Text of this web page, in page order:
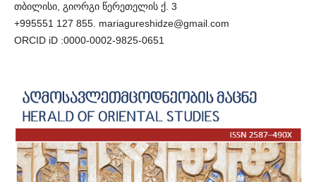
თბილისი, გიორგი წერეთელის ქ. 3
+995551 127 855. mariagureshidze@gmail.com
ORCID iD :0000-0002-9825-0651